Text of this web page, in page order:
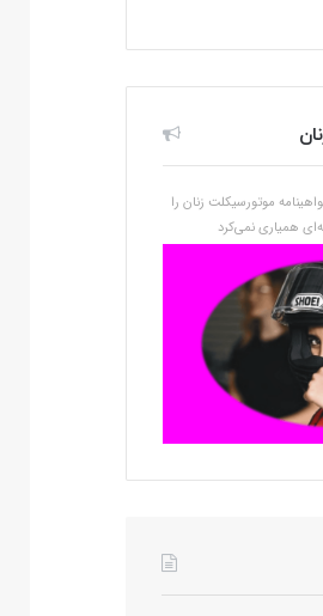
موتورسیکلت زنان را
همیاری نمی‌کرد